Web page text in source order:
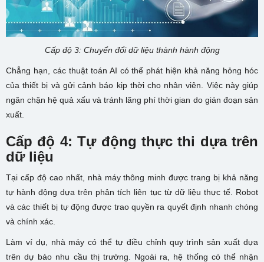
Cấp độ 3: Chuyển đổi dữ liệu thành hành động
Chẳng hạn, các thuật toán AI có thể phát hiện khả năng hỏng hóc
của thiết bị và gửi cảnh báo kịp thời cho nhân viên. Việc này giúp
ngăn chặn hệ quả xấu và tránh lãng phí thời gian do gián đoạn sản
xuất.
Cấp độ 4: Tự động thực thi dựa trên
dữ liệu
Tại cấp độ cao nhất, nhà máy thông minh được trang bị khả năng
tự hành động dựa trên phân tích liên tục từ dữ liệu thực tế. Robot
và các thiết bị tự động được trao quyền ra quyết định nhanh chóng
và chính xác.
Làm ví dụ, nhà máy có thể tự điều chỉnh quy trình sản xuất dựa
trên dự báo nhu cầu thị trường. Ngoài ra, hệ thống có thể nhận